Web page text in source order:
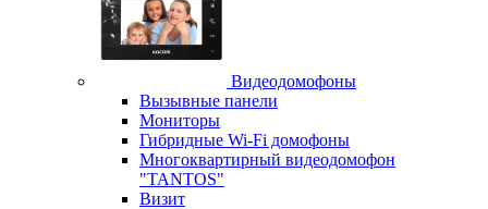
Видеодомофоны
Вызывные панели
Мониторы
Гибридные Wi-Fi домофоны
Многоквартирный видеодомофон
"TANTOS"
Визит